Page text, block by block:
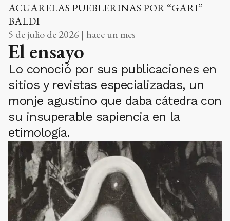
ACUARELAS PUEBLERINAS POR “GARI”
BALDI
5 de julio de 2026 | hace un mes
El ensayo
Lo conoció por sus publicaciones en
sitios y revistas especializadas, un
monje agustino que daba cátedra con
su insuperable sapiencia en la
etimología.